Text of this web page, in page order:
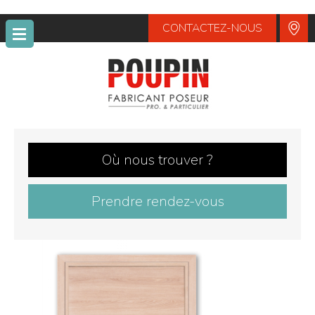
CONTACTEZ-NOUS
POUPIN
Où nous trouver ?
Prendre rendez-vous